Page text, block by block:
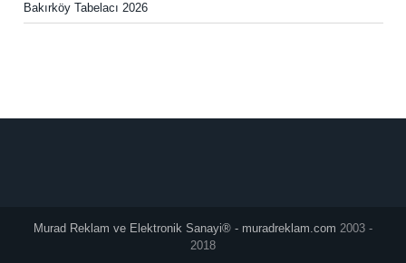
Bakırköy Tabelacı 2026
Murad Reklam ve Elektronik Sanayi® - muradreklam.com 2003 -
2018